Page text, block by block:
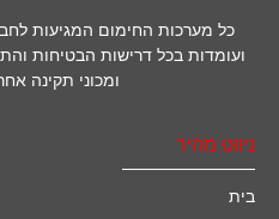
כל מערכות החימום המגיעות
ועומדות בכל דרישות הבטיחות
ומכוני תקינה
ניווט מהיר
בית